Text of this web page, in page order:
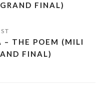
FINAL)
– THE POEM (MILI
FINAL)